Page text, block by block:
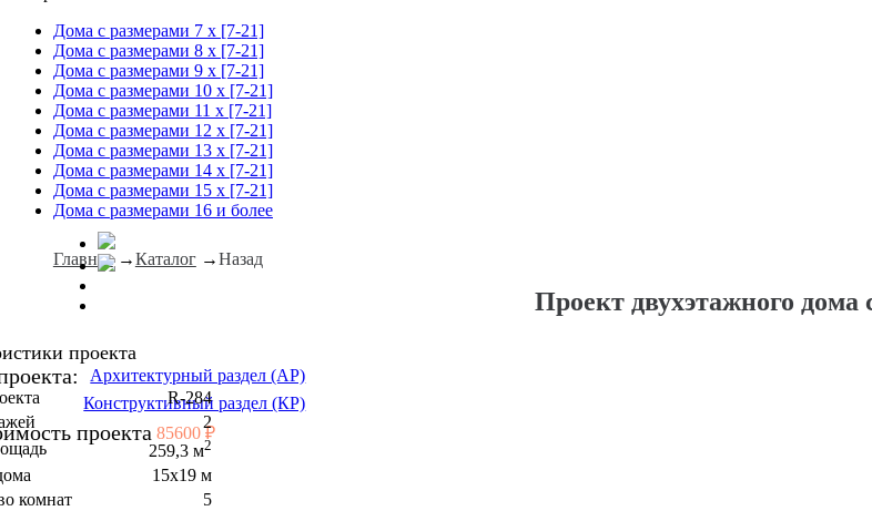
Дома с размерами 7 x [7-21]
Дома с размерами 8 x [7-21]
Дома с размерами 9 x [7-21]
Дома с размерами 10 x [7-21]
Дома с размерами 11 x [7-21]
Дома с размерами 12 x [7-21]
Дома с размерами 13 x [7-21]
Дома с размерами 14 x [7-21]
Дома с размерами 15 x [7-21]
Дома с размерами 16 и более
Главная→Каталог→Назад
Проект двухэтажного дома
Архитектурный раздел (АР)
Конструктивный раздел (КР)
проекта 85600 ₽
проекта
R-284
2
259,3 м2
15x19 м
комнат
5